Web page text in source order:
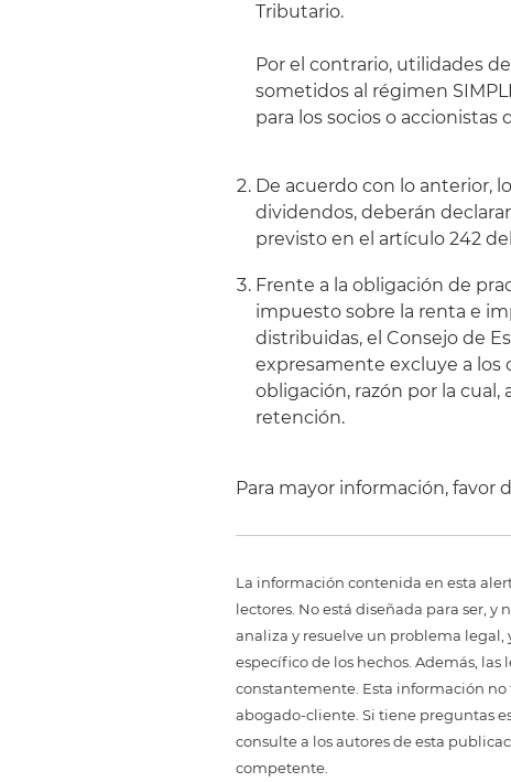
Tributario.
Por el contrario, utilidades
sometidos al régimen
para los socios o accionistas
De acuerdo con lo anterior,
dividendos, deberán
previsto en el artículo 242
Frente a la obligación de
impuesto sobre la renta e
distribuidas, el Consejo de
expresamente excluye a los
obligación, razón por la
retención.
Para mayor información, favor
La información contenida en esta
lectores. No está diseñada para ser,
analiza y resuelve un problema legal,
específico de los hechos. Además,
constantemente. Esta información
abogado-cliente. Si tiene preguntas
consulte a los autores de esta
competente.